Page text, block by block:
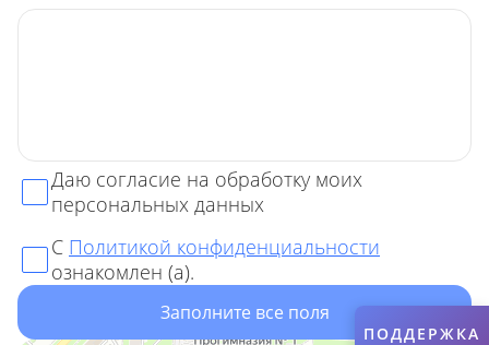
Даю согласие на обработку моих
персональных данных
С Политикой конфиденциальности
ознакомлен (а).
Заполните все поля
ПОДДЕРЖКА